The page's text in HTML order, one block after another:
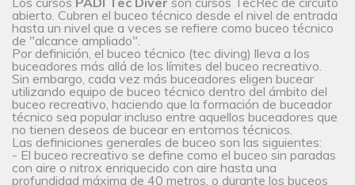
abierto. Cubren el buceo técnico desde el nivel de entrada
hasta un nivel que a veces se refiere como buceo técnico
de "alcance ampliado".
Por definición, el buceo técnico (tec diving) lleva a los
buceadores más allá de los límites del buceo recreativo.
Sin embargo, cada vez más buceadores eligen bucear
utilizando equipo de buceo técnico dentro del ámbito del
buceo recreativo, haciendo que la formación de buceador
técnico sea popular incluso entre aquellos buceadores que
no tienen deseos de bucear en entornos técnicos.
Las definiciones generales de buceo son las siguientes:
- El buceo recreativo se define como el buceo sin paradas
con aire o nitrox enriquecido con aire hasta una
profundidad máxima de 40 metros, o durante los buceos